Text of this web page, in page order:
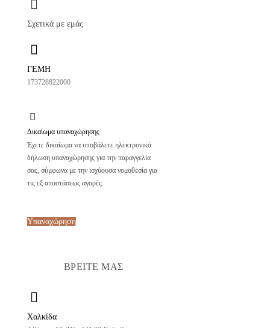
Σχετικά με εμάς
ΓΕΜΗ
173728822000
Δικαίωμα υπαναχώρησης
Έχετε δικαίωμα να υποβάλετε ηλεκτρονικά
δήλωση υπαναχώρησης για την παραγγελία
σας, σύμφωνα με την ισχύουσα νομοθεσία για
τις εξ αποστάσεως αγορές.
Υπαναχώρηση
ΒΡΕΙΤΕ ΜΑΣ
Χαλκίδα